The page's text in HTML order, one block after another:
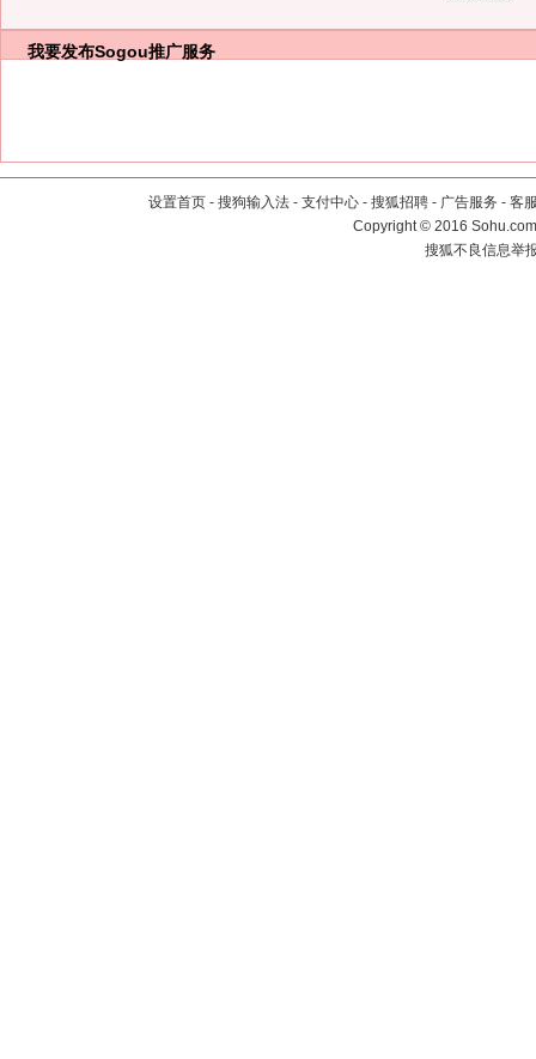
我要发布Sogou推广服务
设置首页 - 搜狗输入法 - 支付中心 - 搜狐招聘 - 广告服务 - 客
Copyright©2016
搜狐不良信息举